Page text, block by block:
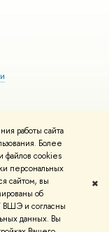
работы сайта
Более
файлов cookies
персональных
сайтом, вы
об
ВШЭ и согласны
данных. Вы
✖
использования
сайта